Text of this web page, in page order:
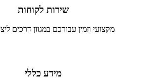
שירות לקוחות
מקצועי וזמין עבורכם במגוון דרכים
מידע כללי